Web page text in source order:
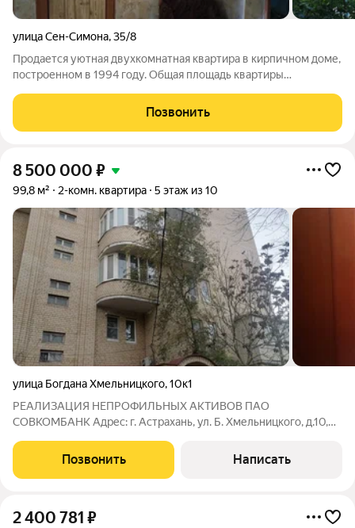
улица Сен-Симона,35/8
Продается уютная двухкомнатная квартира в кирпичном доме,
построенном в 1994 году. Общая площадь квартиры
метров. Квартира расположена на 4
Позвонить
8 500 000 ₽
99,8 м² 2-комн. квартира 5 этаж из 10
улица Богдана Хмельницкого,10к1
РЕАЛИЗАЦИЯ НЕПРОФИЛЬНЫХ АКТИВОВ ПАО
СОВКОМБАНК Адрес: г. Астрахань, ул. Б. Хмельницкого, д.10,
ПРОДАЖА по ДКП. Продажа 2-к. комнатной квартиры в
центре города, в доме 2002 г.п. Хорошая планировка,
Позвонить Написать
2 400 781 ₽